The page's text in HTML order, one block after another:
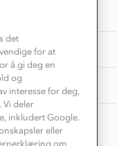
det
for at
å gi deg en
og
interesse for deg,
Vi deler
inkludert Google.
eller
om